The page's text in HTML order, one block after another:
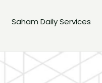
Saham Daily Services